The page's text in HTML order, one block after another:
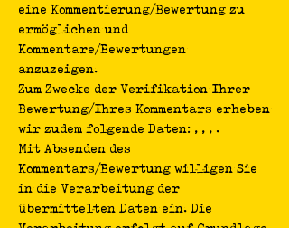
eine Kommentierung/Bewertung zu
ermöglichen und
Kommentare/Bewertungen
anzuzeigen.
Zum Zwecke der Verifikation Ihrer
Bewertung/Ihres Kommentars erheben
wir zudem folgende Daten: , , , .
Mit Absenden des
Kommentars/Bewertung willigen Sie
in die Verarbeitung der
übermittelten Daten ein. Die